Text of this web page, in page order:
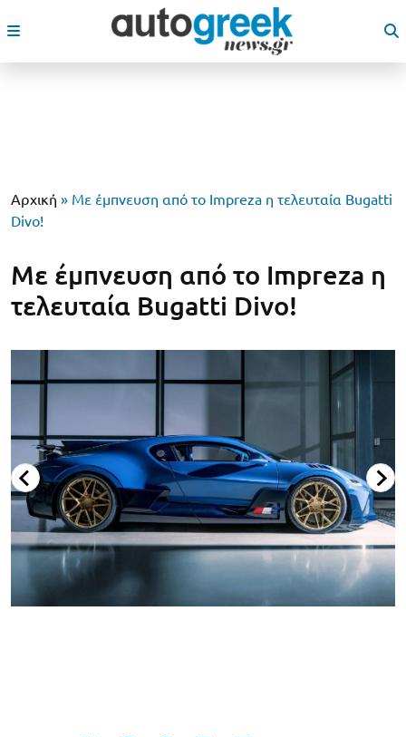
Αρχική » Με έμπνευση από το Impreza η τελευταία Bugatti
Divo!
Με έμπνευση από το Impreza η
τελευταία Bugatti Divo!